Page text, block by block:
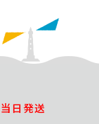
当日発送